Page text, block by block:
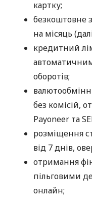
картку;
безкоштовне
на місяць
кредитний
оборотів;
без комісій,
Payoneer та
розміщення
від 7 днів,
отримання
пільговими
онлайн;